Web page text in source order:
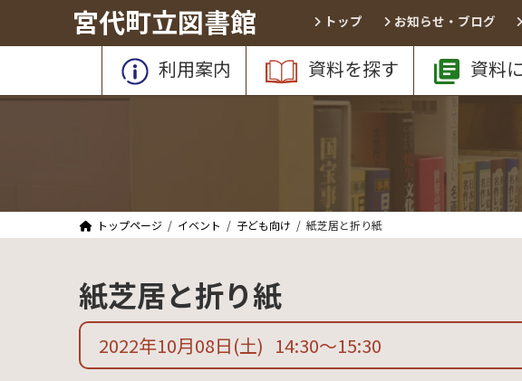
テ
ツ
ゲ
シ
宮代町立図書館 トップ お知らせ・ブログ
利用案内 資料を探す 資料
トップページ イベント 子ども向け 紙芝居と折り紙
紙芝居と折り紙
2022年10月08日(土) 14:30〜15:30